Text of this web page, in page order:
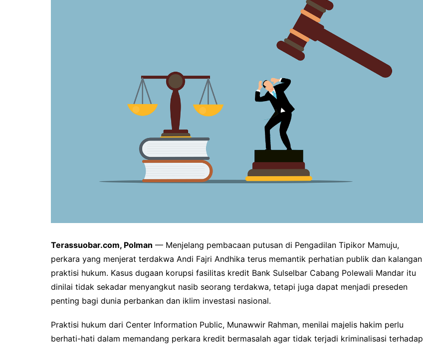
Terassuobar.com, Polman — Menjelang pembacaan putusan di Pengadilan Tipikor Mamuju,
perkara yang menjerat terdakwa Andi Fajri Andhika terus memantik perhatian publik dan kalangan
praktisi hukum. Kasus dugaan korupsi fasilitas kredit Bank Sulselbar Cabang Polewali Mandar itu
dinilai tidak sekadar menyangkut nasib seorang terdakwa, tetapi juga dapat menjadi preseden
penting bagi dunia perbankan dan iklim investasi nasional.
Praktisi hukum dari Center Information Public, Munawwir Rahman, menilai majelis hakim perlu
berhati-hati dalam memandang perkara kredit bermasalah agar tidak terjadi kriminalisasi terhadap